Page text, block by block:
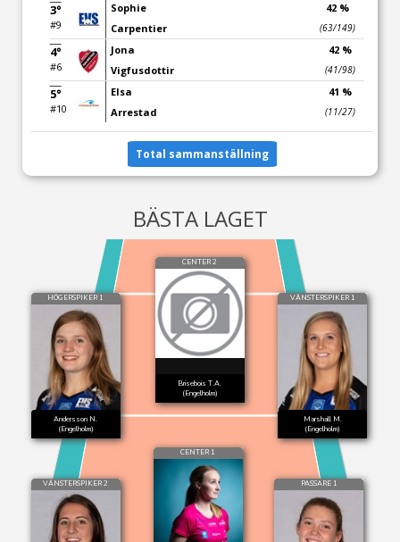
3°
#9
Sophie
Carpentier
42 %
(63/149)
4°
#6
Jona
Vigfusdottir
42 %
(41/98)
5°
#10
Elsa
Arrestad
41 %
(11/27)
Total sammanställning
BÄSTA LAGET
HÖGERSPIKER 1
Andersson N.
(Engelholm)
CENTER 2
Brisebois T.A.
(Engelholm)
VÄNSTERSPIKER 1
Marshall M.
(Engelholm)
VÄNSTERSPIKER 2
CENTER 1
PASSARE 1